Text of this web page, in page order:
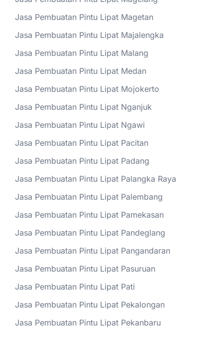
Jasa Pembuatan Pintu Lipat Magetan
Jasa Pembuatan Pintu Lipat Majalengka
Jasa Pembuatan Pintu Lipat Malang
Jasa Pembuatan Pintu Lipat Medan
Jasa Pembuatan Pintu Lipat Mojokerto
Jasa Pembuatan Pintu Lipat Nganjuk
Jasa Pembuatan Pintu Lipat Ngawi
Jasa Pembuatan Pintu Lipat Pacitan
Jasa Pembuatan Pintu Lipat Padang
Jasa Pembuatan Pintu Lipat Palangka Raya
Jasa Pembuatan Pintu Lipat Palembang
Jasa Pembuatan Pintu Lipat Pamekasan
Jasa Pembuatan Pintu Lipat Pandeglang
Jasa Pembuatan Pintu Lipat Pangandaran
Jasa Pembuatan Pintu Lipat Pasuruan
Jasa Pembuatan Pintu Lipat Pati
Jasa Pembuatan Pintu Lipat Pekalongan
Jasa Pembuatan Pintu Lipat Pekanbaru